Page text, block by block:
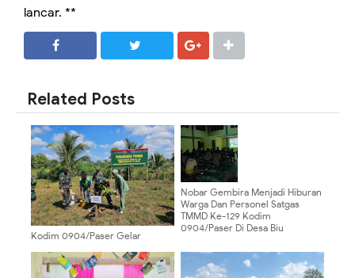
lancar. **
Related Posts
Kodim 0904/Paser Gelar
Rangkaian Kegiatan TMMD Ke
129
Nobar Gembira Menjadi Hiburan
Warga Dan Personel Satgas
TMMD Ke-129 Kodim
0904/Paser Di Desa Biu